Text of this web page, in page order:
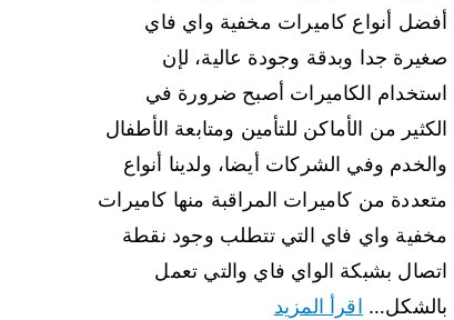
أفضل أنواع كاميرات مخفية واي فاي
صغيرة جدا وبدقة وجودة عالية، لإن
استخدام الكاميرات أصبح ضرورة في
الكثير من الأماكن للتأمين ومتابعة الأطفال
والخدم وفي الشركات أيضا، ولدينا أنواع
متعددة من كاميرات المراقبة منها كاميرات
مخفية واي فاي التي تتطلب وجود نقطة
اتصال بشبكة الواي فاي والتي تعمل
بالشكل… اقرأ المزيد